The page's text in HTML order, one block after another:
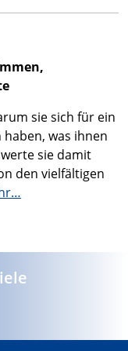
sie sich für ein
was ihnen
sie damit
den vielfältigen